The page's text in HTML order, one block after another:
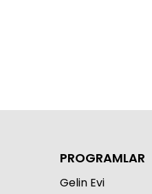
PROGRAMLAR
Gelin Evi